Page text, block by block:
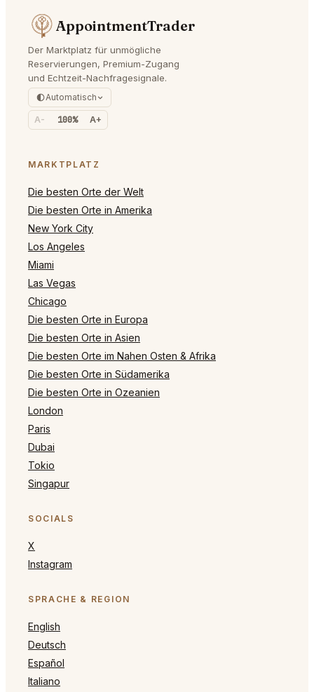
AppointmentTrader
Der Marktplatz für unmögliche
Reservierungen, Premium-Zugang
und Echtzeit-Nachfragesignale.
Automatisch
A- 100% A+
MARKTPLATZ
Die besten Orte der Welt
Die besten Orte in Amerika
New York City
Los Angeles
Miami
Las Vegas
Chicago
Die besten Orte in Europa
Die besten Orte in Asien
Die besten Orte im Nahen Osten & Afrika
Die besten Orte in Südamerika
Die besten Orte in Ozeanien
London
Paris
Dubai
Tokio
Singapur
SOCIALS
X
Instagram
SPRACHE & REGION
English
Deutsch
Español
Italiano